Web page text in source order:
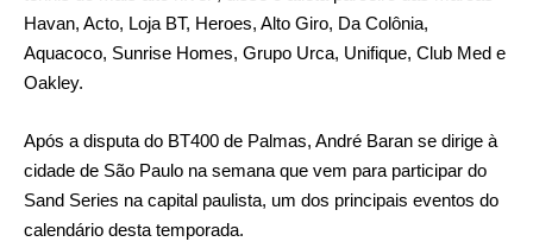
Havan, Acto, Loja BT, Heroes, Alto Giro, Da Colônia,
Aquacoco, Sunrise Homes, Grupo Urca, Unifique, Club Med e
Oakley.
Após a disputa do BT400 de Palmas, André Baran se dirige à
cidade de São Paulo na semana que vem para participar do
Sand Series na capital paulista, um dos principais eventos do
calendário desta temporada.